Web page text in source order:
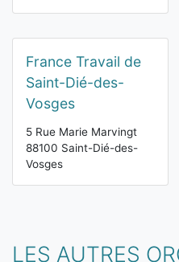
France Travail de
Saint-Dié-des-
Vosges
5 Rue Marie Marvingt
88100 Saint-Dié-des-
Vosges
LES AUTRES